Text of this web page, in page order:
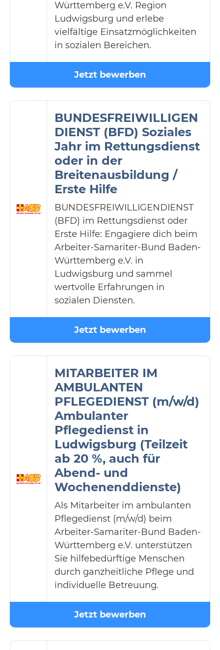
Württemberg e.V. Region
Ludwigsburg und erlebe
vielfältige Einsatzmöglichkeiten
in sozialen Bereichen.
Jetzt bewerben
BUNDESFREIWILLIGEN
DIENST (BFD) Soziales
Jahr im Rettungsdienst
oder in der
Breitenausbildung /
Erste Hilfe
BUNDESFREIWILLIGENDIENST
(BFD) im Rettungsdienst oder
Erste Hilfe: Engagiere dich beim
Arbeiter-Samariter-Bund Baden-
Württemberg e.V. in
Ludwigsburg und sammel
wertvolle Erfahrungen in
sozialen Diensten.
Jetzt bewerben
MITARBEITER IM
AMBULANTEN
PFLEGEDIENST (m/w/d)
Ambulanter
Pflegedienst in
Ludwigsburg (Teilzeit
ab 20 %, auch für
Abend- und
Wochenenddienste)
Als Mitarbeiter im ambulanten
Pflegedienst (m/w/d) beim
Arbeiter-Samariter-Bund Baden-
Württemberg e.V. unterstützen
Sie hilfebedürftige Menschen
durch ganzheitliche Pflege und
individuelle Betreuung.
Jetzt bewerben